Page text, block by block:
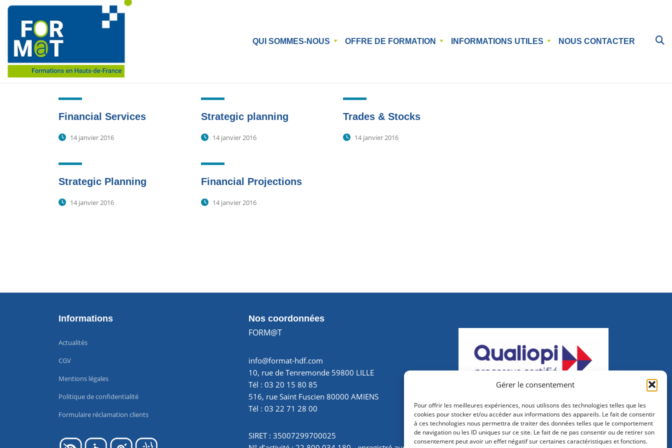
Gérer le consentement
Pour offrir les meilleures expériences, nous utilisons des technologies telles que les
cookies pour stocker et/ou accéder aux informations des appareils. Le fait de consentir
à ces technologies nous permettra de traiter des données telles que le comportement
de navigation ou les ID uniques sur ce site. Le fait de ne pas consentir ou de retirer son
consentement peut avoir un effet négatif sur certaines caractéristiques et fonctions.
QUI SOMMES-NOUS OFFRE DE FORMATION INFORMATIONS UTILES NOUS CONTACTER
Financial Services
14 janvier 2016
Strategic planning
14 janvier 2016
Trades & Stocks
14 janvier 2016
Strategic Planning
14 janvier 2016
Financial Projections
14 janvier 2016
Informations
Actualités
CGV
Mentions légales
Politique de confidentialité
Formulaire réclamation clients
Nos coordonnées
FORM@T
info@format-hdf.com
10, rue de Tenremonde 59800 LILLE
Tél : 03 20 15 80 85
516, rue Saint Fuscien 80000 AMIENS
Tél : 03 22 71 28 00
SIRET : 35007299700025